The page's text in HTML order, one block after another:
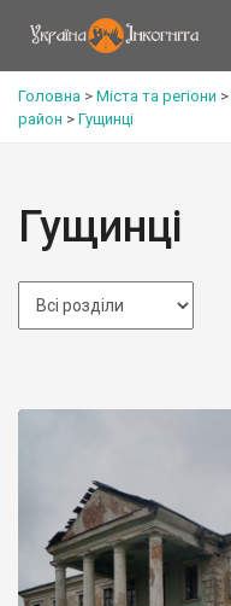
Головна > Міста та регіони >
район > Гущинці
Гущинці